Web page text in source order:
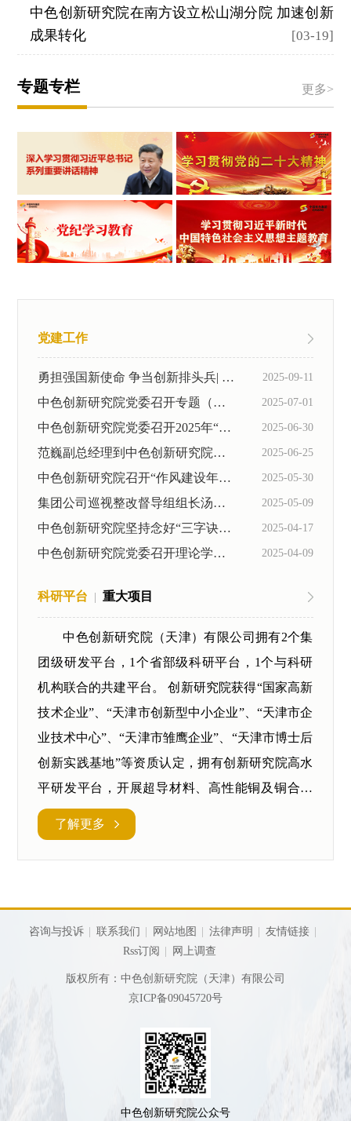
中色创新研究院在南方设立松山湖分院 加速创新
成果转化
[03-19]
专题专栏 更多>
党建工作
勇担强国新使命 争当创新排头兵| 中色创新研究院召开党外人士代表座谈会... 2025-09-11
中色创新研究院党委召开专题（扩大）会议听取学习教育、巡视整改和作风建设... 2025-07-01
中色创新研究院党委召开2025年“两优一先”表彰大会暨学习教育专题党课会议... 2025-06-30
范巍副总经理到中色创新研究院讲授专题党课并开展工作调研 2025-06-25
中色创新研究院召开“作风建设年”专项行动工作推进会 2025-05-30
集团公司巡视整改督导组组长汤真一行到中色创新研究院调研督导巡视整改工作... 2025-05-09
中色创新研究院坚持念好“三字诀”扎实推动学习教育走深走实 2025-04-17
中色创新研究院党委召开理论学习中心组集体学习暨学习教育第一期专题读书班 2025-04-09
科研平台 重大项目
中色创新研究院（天津）有限公司拥有2个集
团级研发平台，1个省部级科研平台，1个与科研
机构联合的共建平台。 创新研究院获得“国家高新
技术企业”、“天津市创新型中小企业”、“天津市企
业技术中心”、“天津市雏鹰企业”、“天津市博士后
创新实践基地”等资质认定，拥有创新研究院高水
平研发平台，开展超导材料、高性能铜及铜合金
材料研发及配套的分析检测服务。
了解更多
咨询与投诉 联系我们 网站地图 法律声明
友情链接
Rss订阅
网上调查
版权所有：中色创新研究院（天津）有限公司
京ICP备09045720号
中色创新研究院公众号